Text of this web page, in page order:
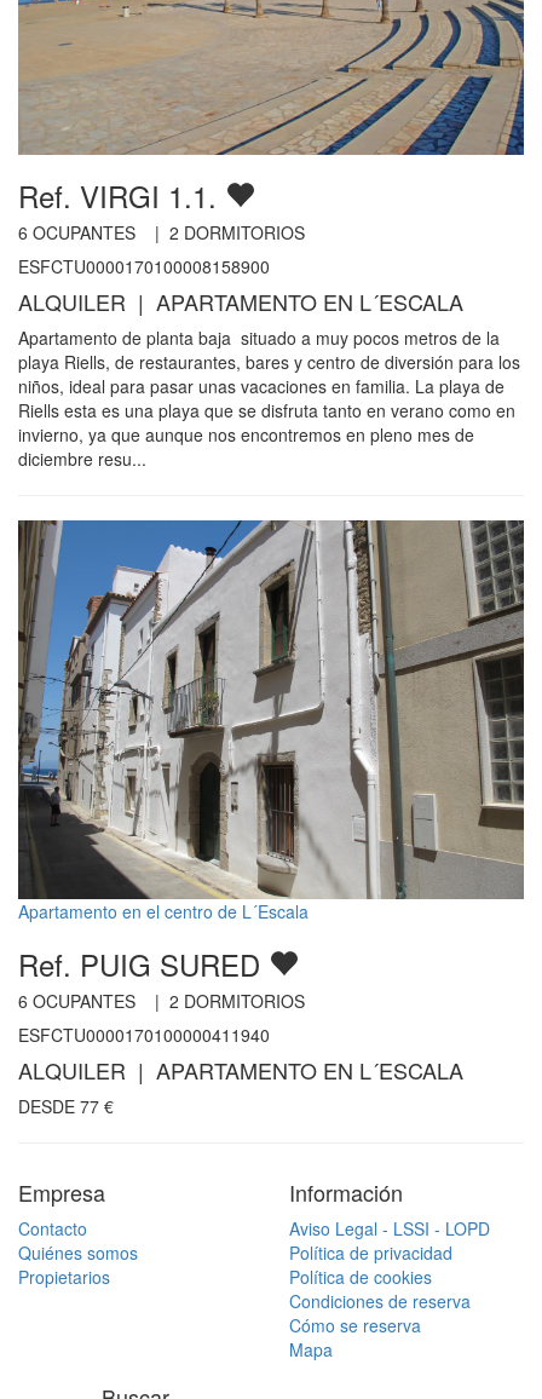
Ref. VIRGI 1.1.
6 OCUPANTES | 2 DORMITORIOS
ESFCTU0000170100008158900
ALQUILER | APARTAMENTO EN L´ESCALA
Apartamento de planta baja situado a muy pocos metros de la
playa Riells, de restaurantes, bares y centro de diversión para los
niños, ideal para pasar unas vacaciones en familia. La playa de
Riells esta es una playa que se disfruta tanto en verano como en
invierno, ya que aunque nos encontremos en pleno mes de
diciembre resu...
Apartamento en el centro de L´Escala
Ref. PUIG SURED
6 OCUPANTES | 2 DORMITORIOS
ESFCTU0000170100000411940
ALQUILER | APARTAMENTO EN L´ESCALA
DESDE 77 €
Empresa
Contacto
Quiénes somos
Propietarios
Información
Aviso Legal - LSSI - LOPD
Política de privacidad
Política de cookies
Condiciones de reserva
Cómo se reserva
Mapa